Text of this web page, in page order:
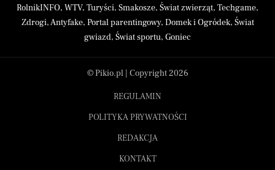
RolnikINFO, WTV, Turyści, Smakosze, Świat zwierząt, Techgame,
Zdrogi,Antyfake, Portal parentingowy, Domek i Ogródek, Świat
gwiazd, Świat sportu, Goniec
© Pikio.pl | Copyright 2026
REGULAMIN
POLITYKA PRYWATNOŚCI
REDAKCJA
KONTAKT